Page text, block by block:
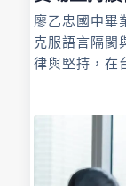
廖乙忠國中畢
克服語言隔閡
律與堅持，在